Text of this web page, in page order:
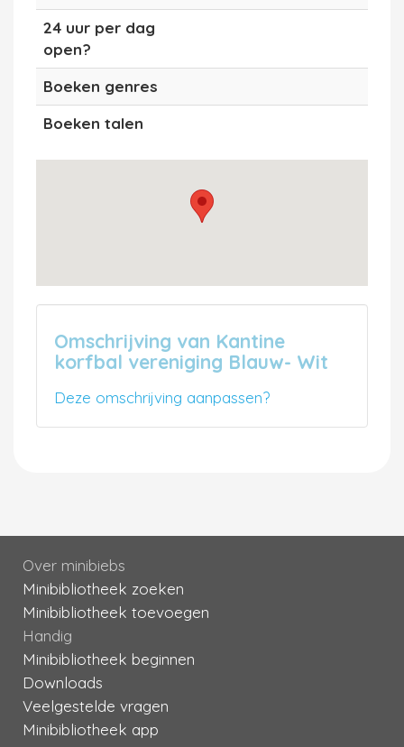
24 uur per dag
open?
Boeken genres
Boeken talen
Omschrijving van Kantine
korfbal vereniging Blauw- Wit
Deze omschrijving aanpassen?
Over minibiebs
Minibibliotheek zoeken
Minibibliotheek toevoegen
Handig
Minibibliotheek beginnen
Downloads
Veelgestelde vragen
Minibibliotheek app